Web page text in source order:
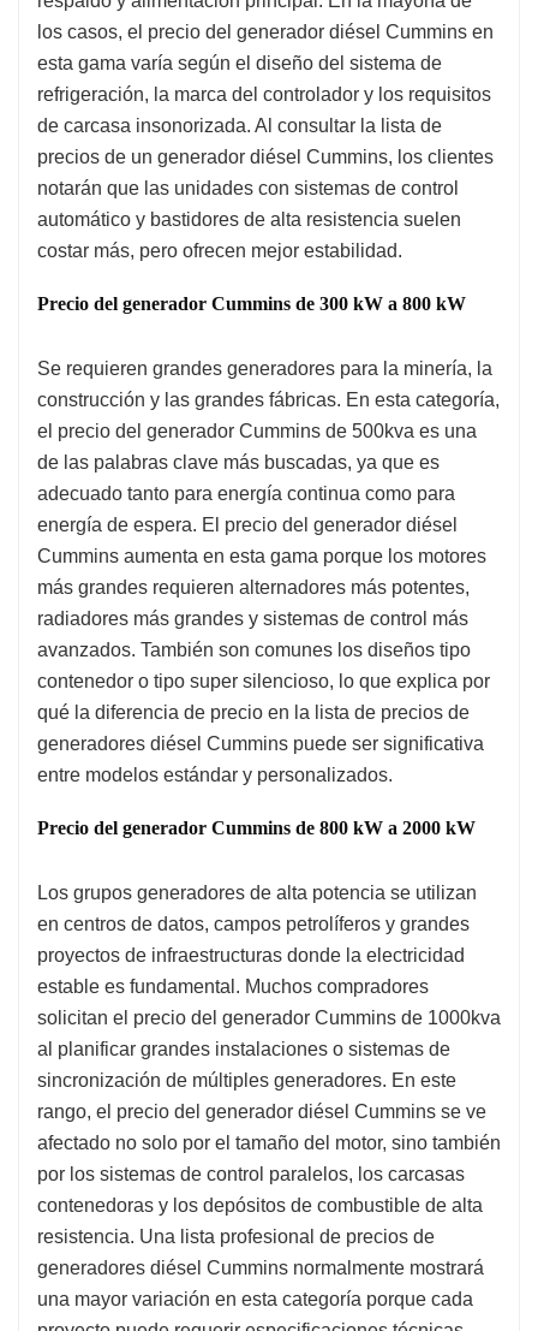
los casos, el precio del generador diésel Cummins en
esta gama varía según el diseño del sistema de
refrigeración, la marca del controlador y los requisitos
de carcasa insonorizada. Al consultar la lista de
precios de un generador diésel Cummins, los clientes
notarán que las unidades con sistemas de control
automático y bastidores de alta resistencia suelen
costar más, pero ofrecen mejor estabilidad.
Precio del generador Cummins de 300 kW a 800 kW
Se requieren grandes generadores para la minería, la
construcción y las grandes fábricas. En esta categoría,
el precio del generador Cummins de 500kva es una
de las palabras clave más buscadas, ya que es
adecuado tanto para energía continua como para
energía de espera. El precio del generador diésel
Cummins aumenta en esta gama porque los motores
más grandes requieren alternadores más potentes,
radiadores más grandes y sistemas de control más
avanzados. También son comunes los diseños tipo
contenedor o tipo super silencioso, lo que explica por
qué la diferencia de precio en la lista de precios de
generadores diésel Cummins puede ser significativa
entre modelos estándar y personalizados.
Precio del generador Cummins de 800 kW a 2000 kW
Los grupos generadores de alta potencia se utilizan
en centros de datos, campos petrolíferos y grandes
proyectos de infraestructuras donde la electricidad
estable es fundamental. Muchos compradores
solicitan el precio del generador Cummins de 1000kva
al planificar grandes instalaciones o sistemas de
sincronización de múltiples generadores. En este
rango, el precio del generador diésel Cummins se ve
afectado no solo por el tamaño del motor, sino también
por los sistemas de control paralelos, los carcasas
contenedoras y los depósitos de combustible de alta
resistencia. Una lista profesional de precios de
generadores diésel Cummins normalmente mostrará
una mayor variación en esta categoría porque cada